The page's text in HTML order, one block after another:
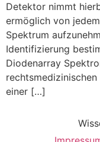
Detektor nimmt
ermöglich von
Spektrum
Identifizierung
Diodenarray
einer […]